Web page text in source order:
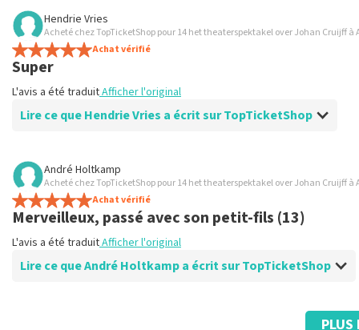
Avis de Anoniem sur
Totalement bon
bien
L'avis a été traduit
Hendrie Vries
Acheté chez TopTicketShop pour 14 het theaterspektakel over Johan Cruijff à
Achat vérifié
Super
L'avis a été traduitAfficher l'original
Lire ce que Hendrie Vries a écrit sur TopTicketShop
Avis de Hendrie Vries sur
bien
L'avis a été traduit Afficher l'original
André Holtkamp
Acheté chez TopTicketShop pour 14 het theaterspektakel over Johan Cruijff à
Achat vérifié
Merveilleux, passé avec son petit-fils (13)
L'avis a été traduitAfficher l'original
Lire ce que André Holtkamp a écrit sur TopTicketShop
PLUS